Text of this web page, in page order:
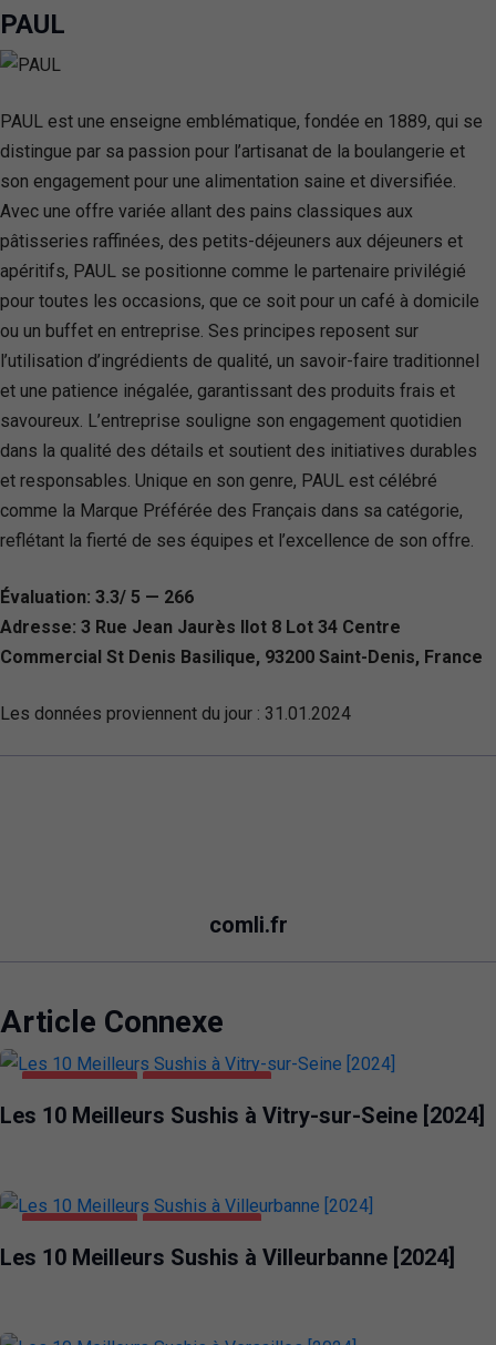
PAUL
PAUL est une enseigne emblématique, fondée en 1889, qui se
distingue par sa passion pour l’artisanat de la boulangerie et
son engagement pour une alimentation saine et diversifiée.
Avec une offre variée allant des pains classiques aux
pâtisseries raffinées, des petits-déjeuners aux déjeuners et
apéritifs, PAUL se positionne comme le partenaire privilégié
pour toutes les occasions, que ce soit pour un café à domicile
ou un buffet en entreprise. Ses principes reposent sur
l’utilisation d’ingrédients de qualité, un savoir-faire traditionnel
et une patience inégalée, garantissant des produits frais et
savoureux. L’entreprise souligne son engagement quotidien
dans la qualité des détails et soutient des initiatives durables
et responsables. Unique en son genre, PAUL est célébré
comme la Marque Préférée des Français dans sa catégorie,
reflétant la fierté de ses équipes et l’excellence de son offre.
Évaluation: 3.3/ 5 — 266
Adresse: 3 Rue Jean Jaurès Ilot 8 Lot 34 Centre
Commercial St Denis Basilique, 93200 Saint-Denis, France
Les données proviennent du jour : 31.01.2024
comli.fr
Article Connexe
Les 10 Meilleurs Sushis à Vitry-sur-Seine [2024]
Les 10 Meilleurs Sushis à Villeurbanne [2024]